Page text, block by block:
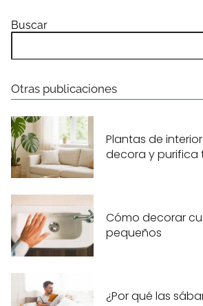
Buscar
Otras publicaciones
Plantas de
decora y purifica
Cómo decorar
pequeños
¿Por qué las